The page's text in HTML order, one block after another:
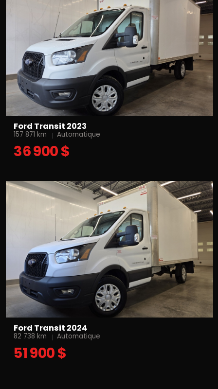
Ford Transit 2023
157 871 km Automatique
36 900 $
Ford Transit 2024
82 738 km Automatique
51 900 $